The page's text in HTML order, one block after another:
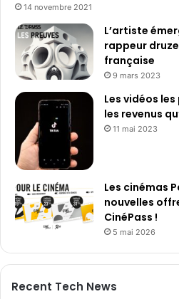
14 novembre 2021
L’artiste
rappeur
française
9 mars 2023
Les vidéos
les revenus
11 mai 2023
Les cinémas
nouvelles
CinéPass !
5 mai 2026
Recent Tech News